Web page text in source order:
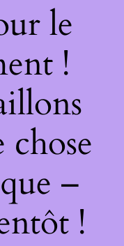
le
!
chose
–
!